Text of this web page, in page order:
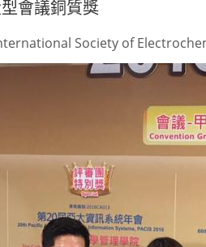
會議銅質獎
Society of